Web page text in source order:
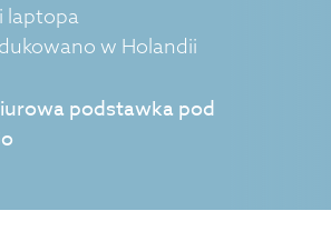
laptopa
w Holandii